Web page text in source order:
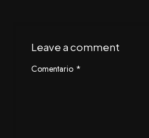
Leave a comment
Comentario *